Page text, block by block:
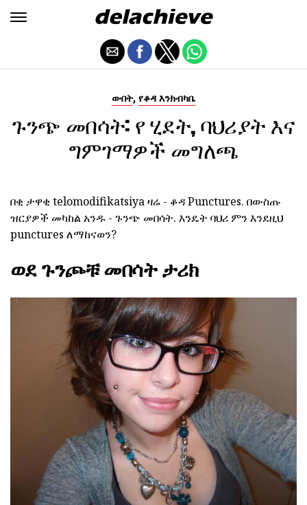
ውበት, የቆዳ እንክብካቤ
ጉንጭ መበሳት: የ ሂደት, ባህሪያት እና
ግምገማዎች መግለጫ
በቂ ታዋቂ telomodifikatsiya ዛሬ - ቆዳ Punctures. በውስጡ
ዝርያዎች መካከል አንዱ - ጉንጭ መበሳት. እንዴት ባህሪ ምን እንደዚህ
punctures ለማከናወን?
ወደ ጉንጮቹ መበሳት ታሪክ